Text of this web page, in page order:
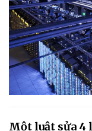
Một luật sửa 4